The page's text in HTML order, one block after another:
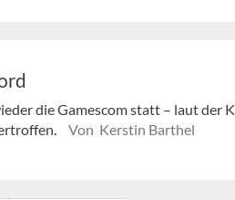
die Gamescom statt – laut der
Von Kerstin Barthel